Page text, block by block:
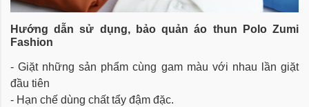
Hướng dẫn sử dụng, bảo quảnáo thun Polo Zumi
Fashion
- Giặt những sản phẩm cùng gam màu với nhau lần giặt
đầu tiên
- Hạn chế dùng chất tẩy đậm đặc.